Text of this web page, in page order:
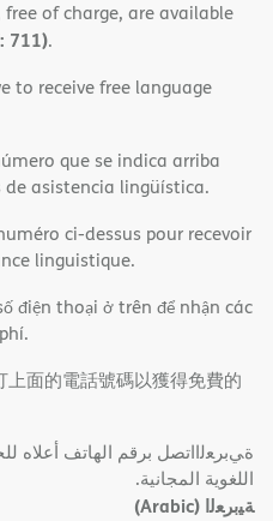
of charge, are available
711).
to receive free language
que se indica arriba
asistencia lingüística.
ci-dessus pour recevoir
linguistique.
điện thoại ở trên để nhận các
上面的電話號碼以獲得免費的
ةﻲﺑﺮﻌﻟااﺗﺼﻞ ﺑﺮﻗﻢ اﻟﮭﺎﺗﻒ
اﻟﻠﻐﻮﯾﺔ اﻟﻤﺠﺎﻧﯿﺔ.
ﺔﯿﺑﺮﻌﻟا (Arabic)